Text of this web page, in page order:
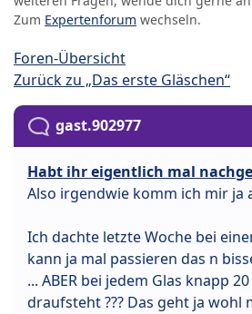
Zum Expertenforum wechseln.
Foren-Übersicht
Zurück zu „Das erste Gläschen“
gast.902977
Habt ihr eigentlich mal
Also irgendwie komm ich mir ja
Ich dachte letzte Woche bei
kann ja mal passieren das n
... ABER bei jedem Glas knapp
draufsteht ??? Das geht ja wohl